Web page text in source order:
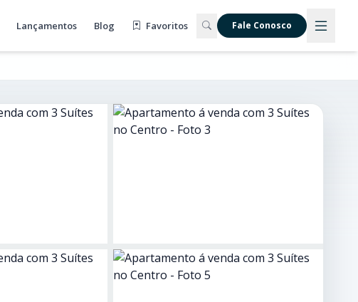
Lançamentos Blog Favoritos Fale Conosco